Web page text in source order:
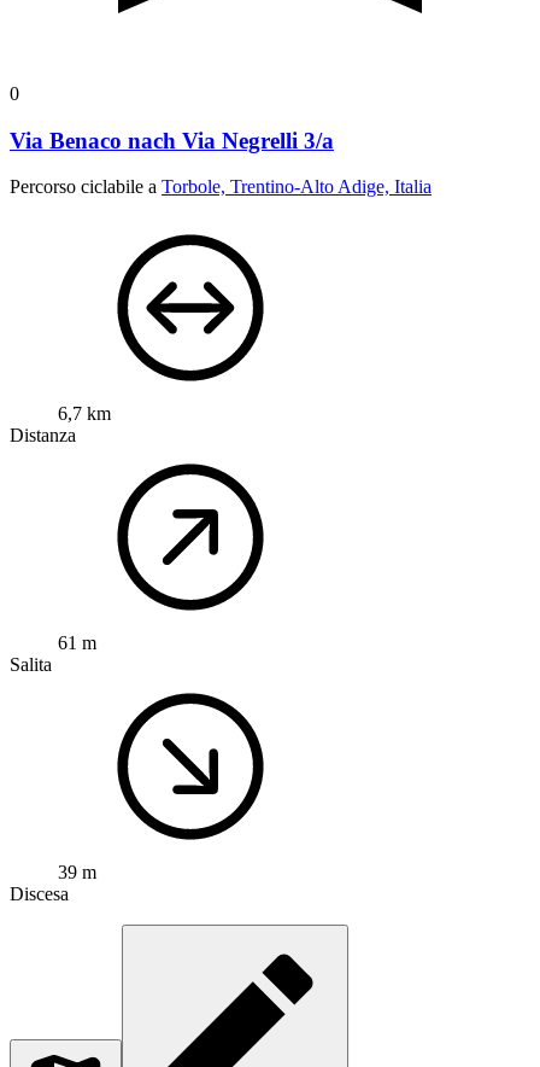
0
Via Benaco nach Via Negrelli 3/a
Percorso ciclabile a Torbole, Trentino-Alto Adige, Italia
6,7 km
Distanza
61 m
Salita
39 m
Discesa